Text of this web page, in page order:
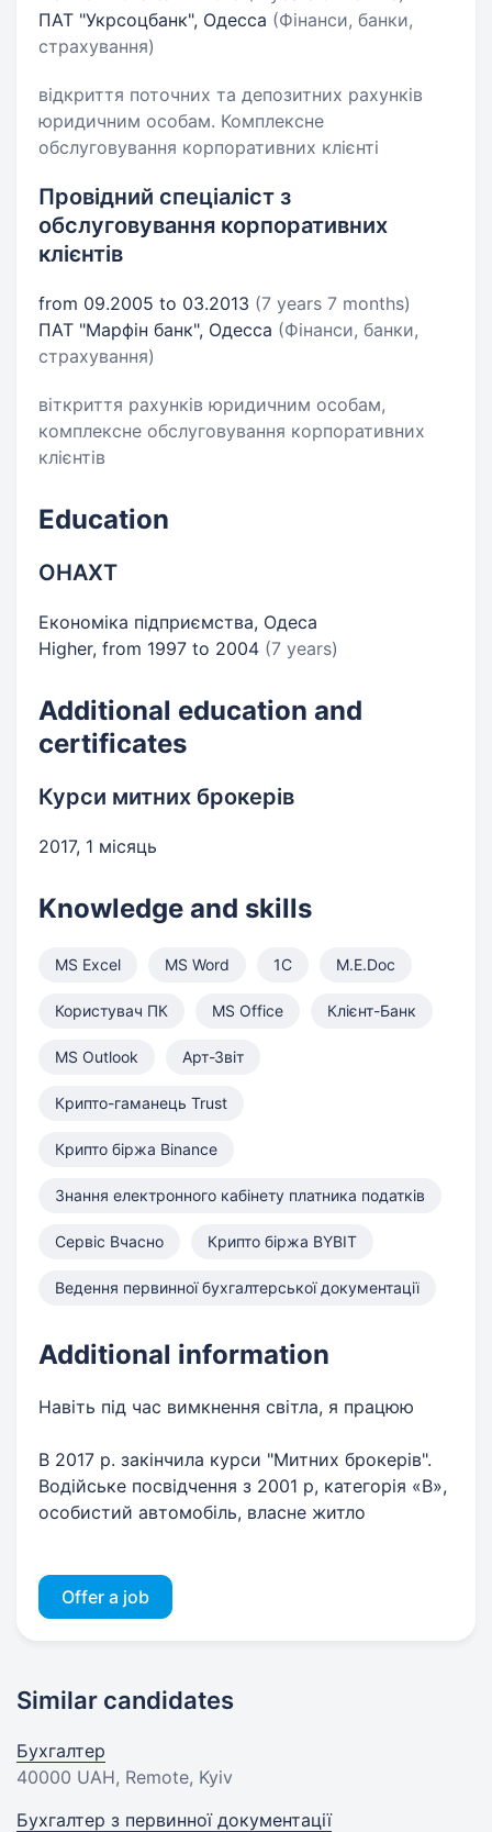
ПАТ "Укрсоцбанк", Одесса (Фінанси, банки,
страхування)
відкриття поточних та депозитних рахунків
юридичним особам. Комплексне
обслуговування корпоративних клієнті
Провідний спеціаліст з
обслуговування корпоративних
клієнтів
from 09.2005 to 03.2013 (7 years 7 months)
ПАТ "Марфін банк", Одесса (Фінанси, банки,
страхування)
віткриття рахунків юридичним особам,
комплексне обслуговування корпоративних
клієнтів
Education
ОНАХТ
Економіка підприємства, Одеса
Higher, from 1997 to 2004 (7 years)
Additional education and
certificates
Курси митних брокерів
2017, 1 місяць
Knowledge and skills
MS Excel MS Word 1С M.E.Doc
Користувач ПК MS Office Клієнт-Банк
MS Outlook Арт-Звіт
Крипто-гаманець Trust
Крипто біржа Binance
Знання електронного кабінету платника податків
Сервіс Вчасно Крипто біржа BYBIT
Ведення первинної бухгалтерської документації
Additional information
Навіть під час вимкнення світла, я працюю
В 2017 р. закінчила курси "Митних брокерів".
Водійське посвідчення з 2001 р, категорія «В»,
особистий автомобіль, власне житло
Offer a job
Similar candidates
Бухгалтер
40000 UAH, Remote, Kyiv
Бухгалтер з первинної документації